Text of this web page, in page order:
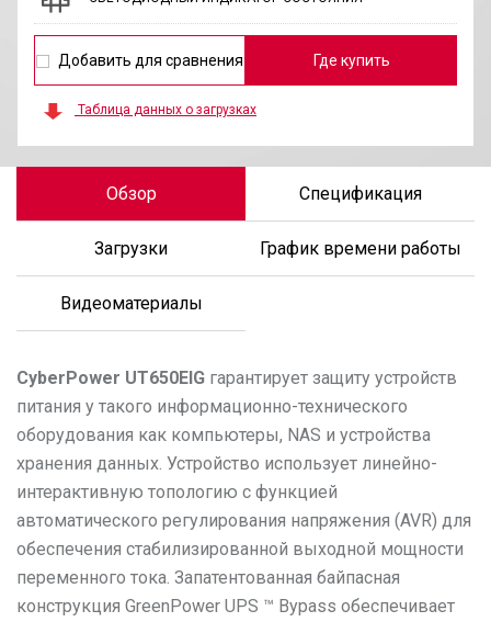
Добавить для сравнения Где купить
Таблица данных о загрузках
Обзор Спецификация
Загрузки График времени работы
Видеоматериалы
CyberPower UT650EIG гарантирует защиту устройств
питания у такого информационно-технического
оборудования как компьютеры, NAS и устройства
хранения данных. Устройство использует линейно-
интерактивную топологию с функцией
автоматического регулирования напряжения (AVR) для
обеспечения стабилизированной выходной мощности
переменного тока. Запатентованная байпасная
конструкция GreenPower UPS ™ Bypass обеспечивает